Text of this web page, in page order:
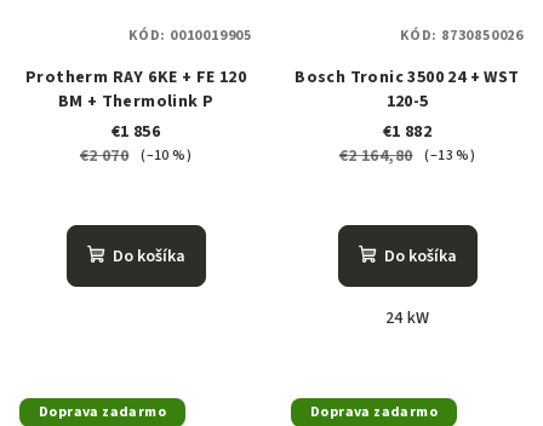
Protherm RAY 6KE + FE 120
BM + Thermolink P
€1 856
€2 070 (–10 %)
Do košíka
KÓD: 0010019905
Bosch Tronic 3500 24 + WST
120-5
€1 882
€2 164,80 (–13 %)
Do košíka
24 kW
KÓD: 8730850026
Doprava zadarmo Doprava zadarmo